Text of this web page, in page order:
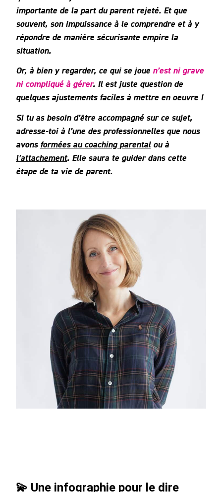
importante de la part du parent rejeté. Et que
souvent, son impuissance à le comprendre et à y
répondre de manière sécurisante empire la
situation.
Or, à bien y regarder, ce qui se joue n’est ni grave
ni compliqué à gérer. Il est juste question de
quelques ajustements faciles à mettre en oeuvre !
Si tu as besoin d’être accompagné sur ce sujet,
adresse-toi à l’une des professionnelles que nous
avons formées au coaching parentalou à
l’attachement. Elle saura te guider dans cette
étape de ta vie de parent.
💫 Une infographie pour le dire